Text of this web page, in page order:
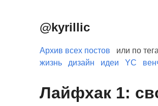
@kyrillic
Архив всех постов или по
жизнь
дизайн идеи YC
Лайфхак 1: